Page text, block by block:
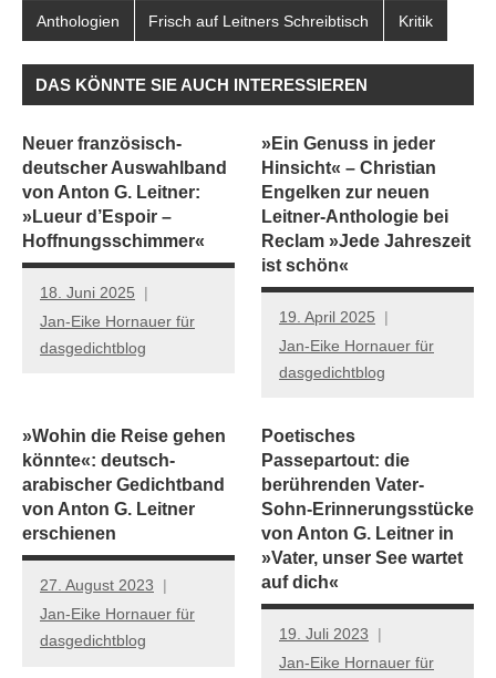
Anthologien Frisch auf Leitners Schreibtisch Kritik
DAS KÖNNTE SIE AUCH INTERESSIEREN
Neuer französisch-
deutscher Auswahlband
von Anton G. Leitner:
»Lueur d’Espoir –
Hoffnungsschimmer«
18. Juni 2025
Jan-Eike Hornauer für
dasgedichtblog
»Ein Genuss in jeder
Hinsicht« – Christian
Engelken zur neuen
Leitner-Anthologie bei
Reclam »Jede Jahreszeit
ist schön«
19. April 2025
Jan-Eike Hornauer für
dasgedichtblog
»Wohin die Reise gehen
könnte«: deutsch-
arabischer Gedichtband
von Anton G. Leitner
erschienen
27. August 2023
Jan-Eike Hornauer für
dasgedichtblog
Poetisches
Passepartout: die
berührenden Vater-
Sohn-Erinnerungsstücke
von Anton G. Leitner in
»Vater, unser See wartet
auf dich«
19. Juli 2023
Jan-Eike Hornauer für